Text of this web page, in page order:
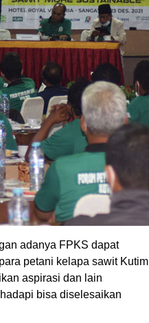
adanya FPKS dapat
petani kelapa sawit Kutim
aspirasi dan lain
bisa diselesaikan